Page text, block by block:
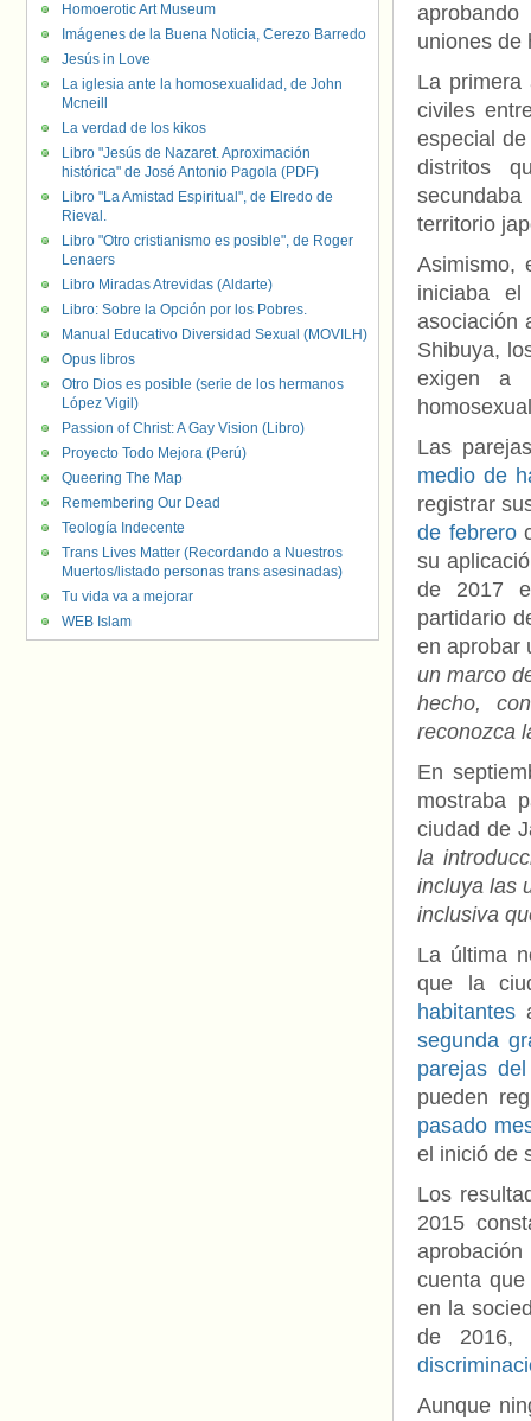
uniones de
La primera
civiles
especial
distritos
territorio
iniciaba
asociación
Shibuya,
exigen a
Las
medio de
registrar
de febrero
su
de 2017
partidario
en aprobar
un marco
hecho,
reconozca
En
mostraba
ciudad de
la
incluya las
inclusiva
La última
que la
habitantes
segunda
parejas
pueden
pasado
el inició de
Los
2015
cuenta
en la
de 2016,
Aunque
Homoerotic Art Museum
Imágenes de la Buena Noticia, Cerezo Barredo
Jesús in Love
La iglesia ante la homosexualidad, de John
Mcneill
La verdad de los kikos
Libro "Jesús de Nazaret. Aproximación
histórica" de José Antonio Pagola (PDF)
Libro "La Amistad Espiritual", de Elredo de
Rieval.
Libro "Otro cristianismo es posible", de Roger
Lenaers
Libro Miradas Atrevidas (Aldarte)
Libro: Sobre la Opción por los Pobres.
Manual Educativo Diversidad Sexual (MOVILH)
Opus libros
Otro Dios es posible (serie de los hermanos
López Vigil)
Passion of Christ: A Gay Vision (Libro)
Proyecto Todo Mejora (Perú)
Queering The Map
Remembering Our Dead
Teología Indecente
Trans Lives Matter (Recordando a Nuestros
Muertos/listado personas trans asesinadas)
Tu vida va a mejorar
WEB Islam